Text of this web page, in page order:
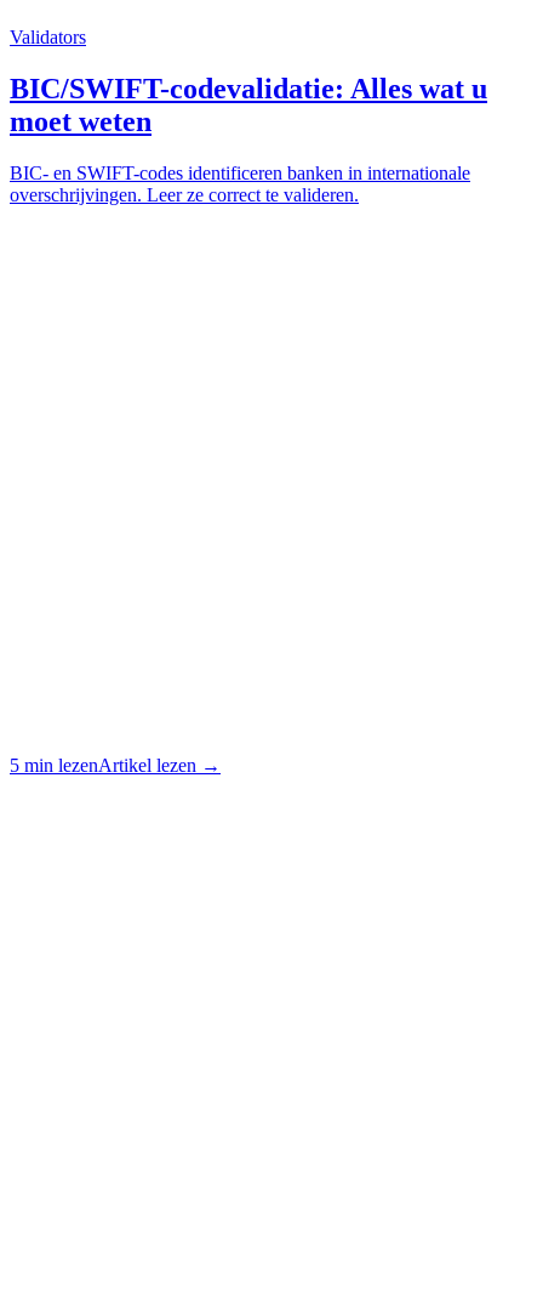
Validators
BIC/SWIFT-codevalidatie: Alles wat u
moet weten
BIC- en SWIFT-codes identificeren banken in internationale
overschrijvingen. Leer ze correct te valideren.
5 min lezenArtikel lezen →